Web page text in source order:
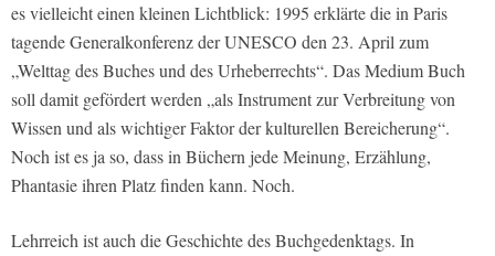
es vielleicht einen kleinen Lichtblick: 1995 erklärte die in Paris
tagende Generalkonferenz der UNESCO den 23. April zum
„Welttag des Buches und des Urheberrechts“. Das Medium Buch
soll damit gefördert werden „als Instrument zur Verbreitung von
Wissen und als wichtiger Faktor der kulturellen Bereicherung“.
Noch ist es ja so, dass in Büchern jede Meinung, Erzählung,
Phantasie ihren Platz finden kann. Noch.
Lehrreich ist auch die Geschichte des Buchgedenktags. In